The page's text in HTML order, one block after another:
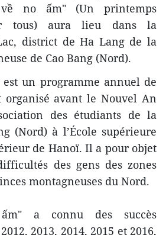
no ấm" (Un printemps
tous) aura lieu dans la
district de Ha Lang de la
de Cao Bang (Nord).
un programme annuel de
organisé avant le Nouvel An
des étudiants de la
(Nord) à l’École supérieure
de Hanoï. Il a pour objet
des gens des zones
montagneuses du Nord.
a connu des succès
2013, 2014, 2015 et 2016,